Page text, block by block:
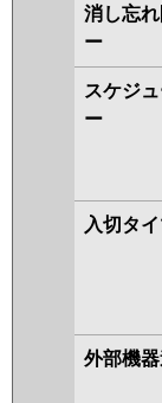
消し忘
ー
スケジ
ー
入切タ
外部機